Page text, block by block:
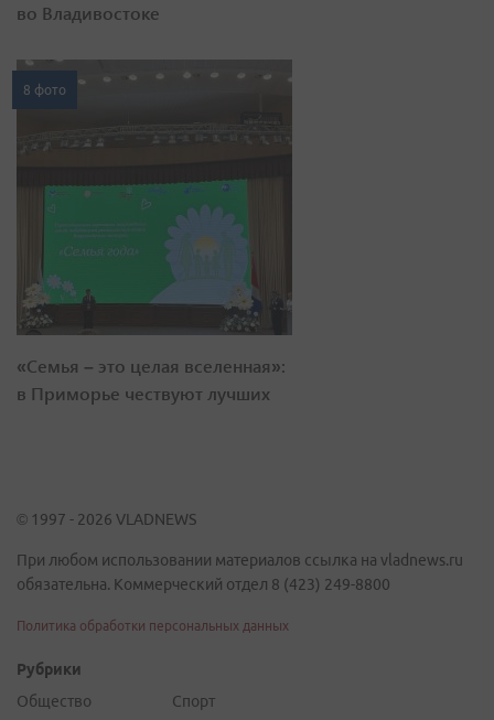
во Владивостоке
8 фото
«Семья – это целая вселенная»:
в Приморье чествуют лучших
© 1997 - 2026 VLADNEWS
При любом использовании материалов ссылка на vladnews.ru
обязательна. Коммерческий отдел 8 (423) 249-8800
Политика обработки персональных данных
Рубрики
Общество
Спорт